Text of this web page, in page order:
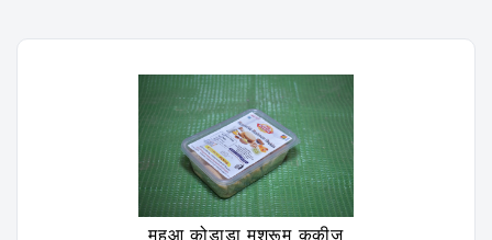
महुआ कोडाडा मशरूम कुकीज
विशलिस्ट